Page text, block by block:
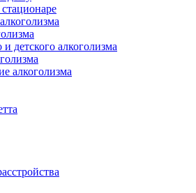
детского алкоголизма
алкоголизма